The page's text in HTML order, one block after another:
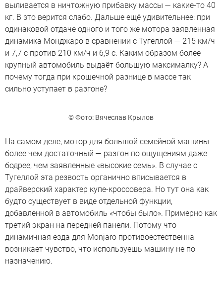
выливается в ничтожную прибавку массы — какие-то 40
кг. В это верится слабо. Дальше ещё удивительнее: при
одинаковой отдаче одного и того же мотора заявленная
динамика Монджаро в сравнении с Тугеллой — 215 км/ч
и 7,7 с против 210 км/ч и 6,9 с. Каким образом более
крупный автомобиль выдаёт большую максималку? А
почему тогда при крошечной разнице в массе так
сильно уступает в разгоне?
© Фото: Вячеслав Крылов
На самом деле, мотор для большой семейной машины
более чем достаточный — разгон по ощущениям даже
бодрее, чем заявленные «высокие семь». В случае с
Тугеллой эта резвость органично вписывается в
драйверский характер купе-кроссовера. Но тут она как
будто существует в виде отдельной функции,
добавленной в автомобиль «чтобы было». Примерно как
третий экран на передней панели. Потому что
динамичная езда для Monjaro противоестественна —
возникает чувство, что используешь машину не по
назначению.